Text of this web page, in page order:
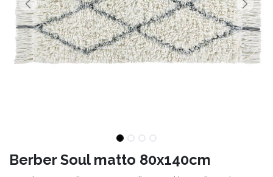
Berber Soul matto 80x140cm